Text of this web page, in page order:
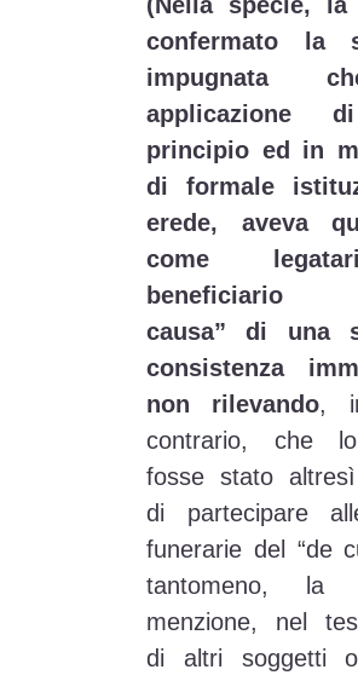
confermato la
impugnata
applicazione
principio ed in
di formale
erede, aveva
come
beneficiario
causa” di una
consistenza
non rilevando,
contrario, che
fosse stato
di partecipare
funerarie del “de
tantomeno, la
menzione, nel
di altri soggetti